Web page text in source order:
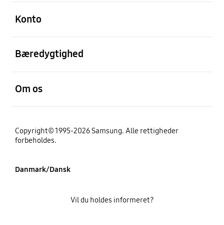
Konto
Bæredygtighed
Om os
Copyright© 1995-2026 Samsung. Alle rettigheder
forbeholdes.
Danmark/Dansk
Vil du holdes informeret?